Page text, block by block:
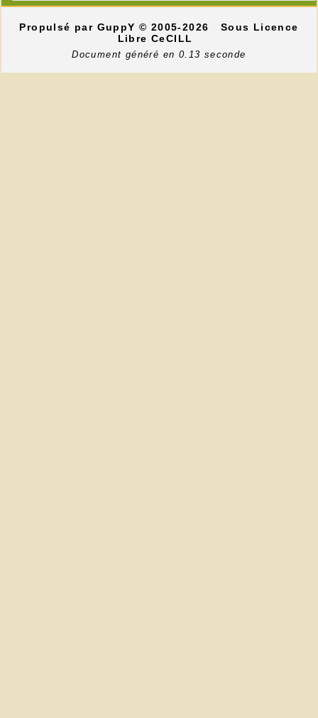
Propulsé par GuppY© 2005-2026
Sous Licence
Libre CeCILL
Document généré en 0.13 seconde